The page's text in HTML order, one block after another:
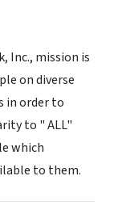
Inc., mission is
on diverse
in order to
to " ALL"
which
to them.